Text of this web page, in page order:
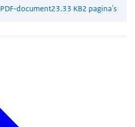
PDF-document23.33 KB2 pagina's